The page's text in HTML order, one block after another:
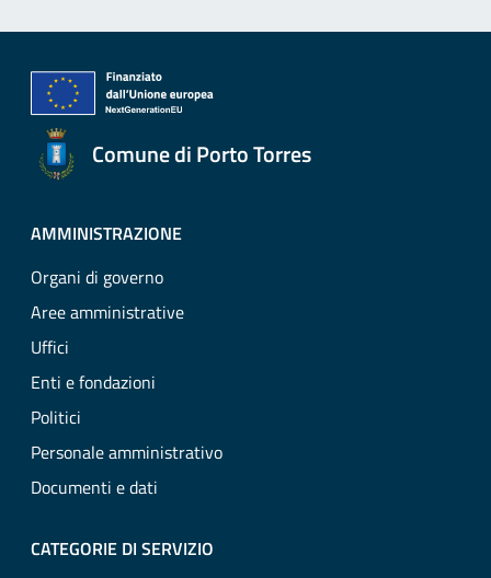
Comune di Porto Torres
AMMINISTRAZIONE
Organi di governo
Aree amministrative
Uffici
Enti e fondazioni
Politici
Personale amministrativo
Documenti e dati
CATEGORIE DI SERVIZIO